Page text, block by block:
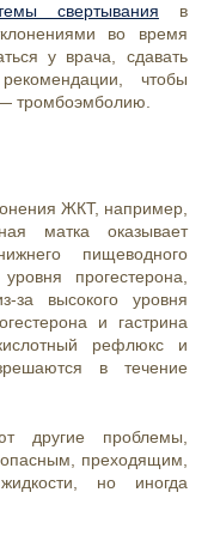
свертывания в
во время
у врача, сдавать
чтобы
тромбоэмболию.
ЖКТ, например,
матка оказывает
пищеводного
прогестерона,
за высокого уровня
и гастрина
рефлюкс и
в течение
другие проблемы,
преходящим,
но иногда